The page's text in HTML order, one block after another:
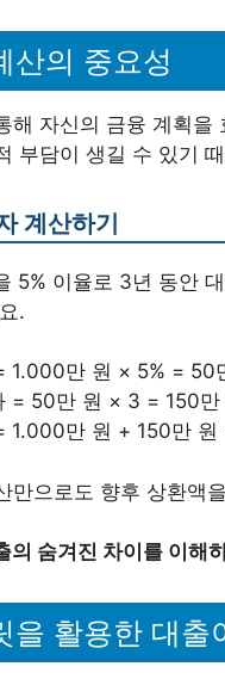
산의 중요성
해 자신의 금융 계획
부담이 생길 수 있기
계산하기
5% 이율로 3년 동안
.
1.000만 원 × 5% = 50
= 50만 원 × 3 = 150만
1.000만 원 + 150만 원
만으로도 향후 상환액
의 숨겨진 차이를 이해
을 활용한 대출